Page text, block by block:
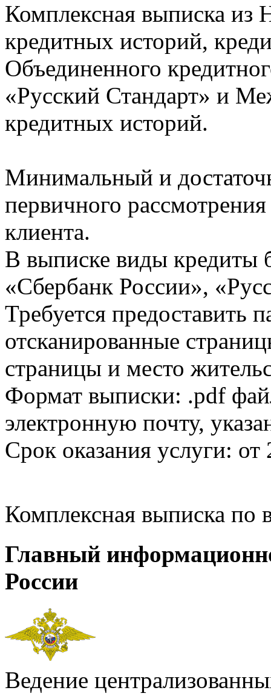
Комплексная выписка из
кредитных историй,
Объединенного
«Русский Стандарт» и
кредитных историй.
Минимальный и
первичного
клиента.
В выписке виды кредиты
«Сбербанк России»,
Требуется предоставить
отсканированные
страницы и место
Формат выписки: .pdf
электронную почту,
Срок оказания услуги: от
Комплексная выписка
Главный
России
Ведение